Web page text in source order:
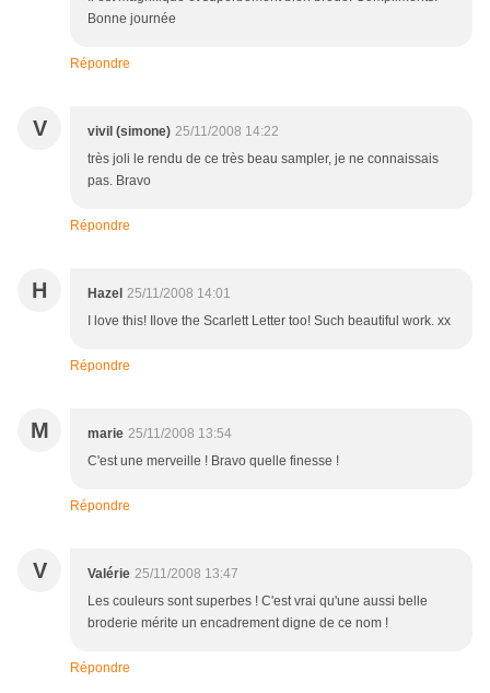
Bonne journée
Répondre
V vivil (simone) 25/11/2008 14:22
très joli le rendu de ce très beau sampler, je ne connaissais
pas. Bravo
Répondre
H Hazel 25/11/2008 14:01
I love this! Ilove the Scarlett Letter too! Such beautiful work. xx
Répondre
M marie 25/11/2008 13:54
C'est une merveille ! Bravo quelle finesse !
Répondre
V Valérie 25/11/2008 13:47
Les couleurs sont superbes ! C'est vrai qu'une aussi belle
broderie mérite un encadrement digne de ce nom !
Répondre